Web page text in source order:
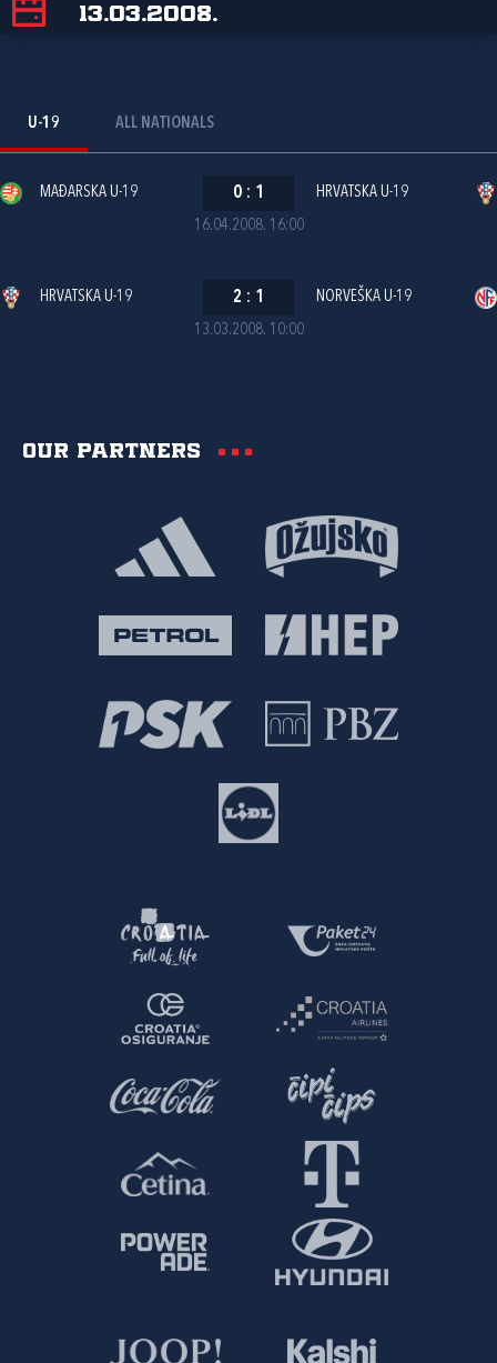
13.03.2008.
U-19 ALL NATIONALS
16.04.2008. 16:00
MAĐARSKA U-19 0 : 1 HRVATSKA U-19
13.03.2008. 10:00
HRVATSKA U-19 2 : 1 NORVEŠKA U-19
Our partners